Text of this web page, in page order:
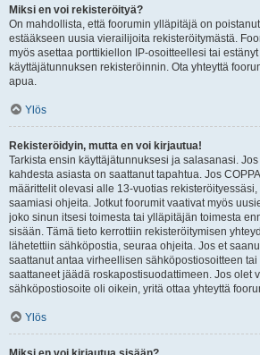
Miksi en voi rekisteröityä?
On mahdollista, että foorumin ylläpitäjä on
estääkseen uusia vierailijoita rekisteröitymästä.
myös asettaa porttikiellon IP-osoitteellesi tai
käyttäjätunnuksen rekisteröinnin. Ota yhteyttä
apua.
Ylös
Rekisteröidyin, mutta en voi kirjautua!
Tarkista ensin käyttäjätunnuksesi ja salasanasi.
kahdesta asiasta on saattanut tapahtua. Jos
määrittelit olevasi alle 13-vuotias
saamiasi ohjeita. Jotkut foorumit vaativat myös
joko sinun itsesi toimesta tai ylläpitäjän toimesta
sisään. Tämä tieto kerrottiin rekisteröitymisen
lähetettiin sähköpostia, seuraa ohjeita. Jos et
saattanut antaa virheellisen sähköpostiosoitteen
saattaneet jäädä roskapostisuodattimeen. Jos olet
sähköpostiosoite oli oikein, yritä ottaa yhteyttä
Ylös